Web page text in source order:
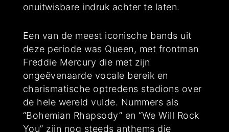
onuitwisbare indruk achter te laten.
Een van de meest iconische bands uit
deze periode was Queen, met frontman
Freddie Mercury die met zijn
ongeëvenaarde vocale bereik en
charismatische optredens stadions over
de hele wereld vulde. Nummers als
“Bohemian Rhapsody” en “We Will Rock
You” zijn nog steeds anthems die